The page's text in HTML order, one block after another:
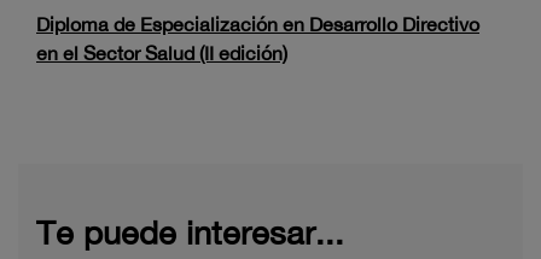
Diploma de Especialización en Desarrollo Directivo
en el Sector Salud (II edición)
Te puede interesar...